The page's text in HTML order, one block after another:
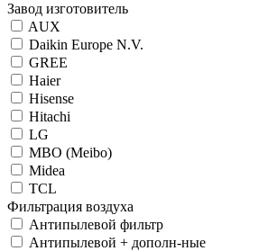
Завод изготовитель
AUX
Daikin Europe N.V.
GREE
Haier
Hisense
Hitachi
LG
MBO (Meibo)
Midea
TCL
Фильтрация воздуха
Антипылевой фильтр
Антипылевой + дополн-ные